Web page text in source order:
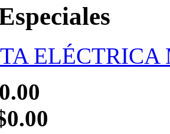
ELÉCTRICA